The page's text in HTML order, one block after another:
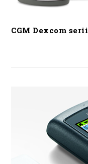
CGM Dexcom